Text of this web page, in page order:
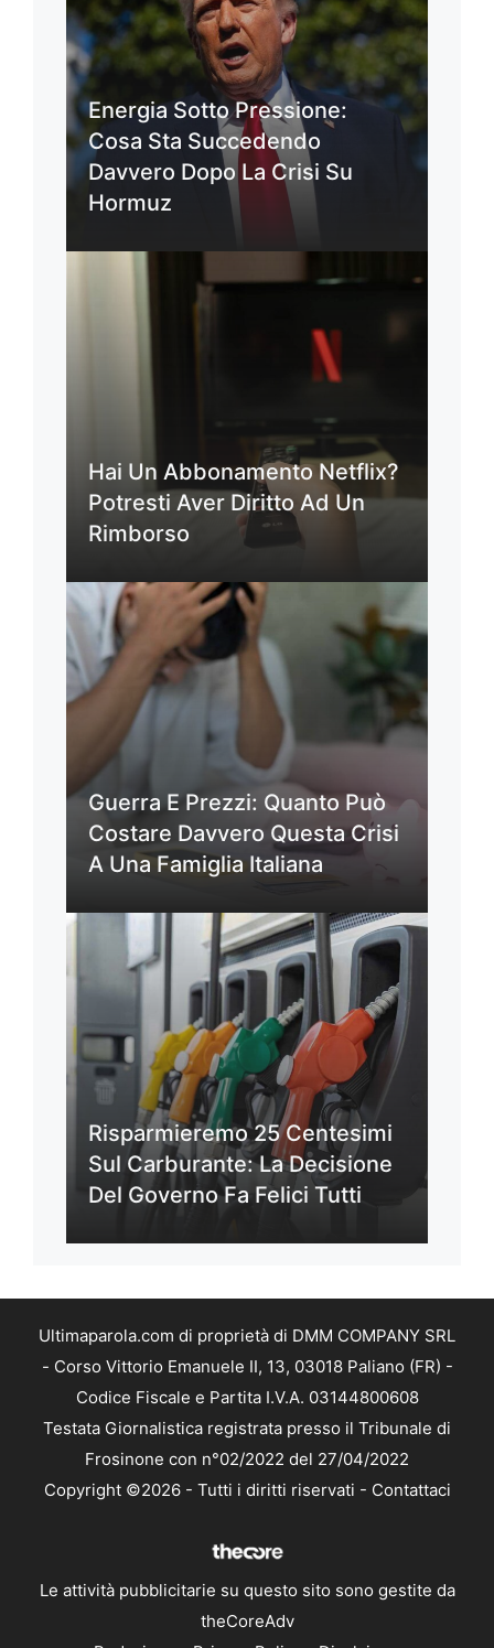
Energia Sotto Pressione:
Cosa Sta Succedendo
Davvero Dopo La Crisi Su
Hormuz
Hai Un Abbonamento Netflix?
Potresti Aver Diritto Ad Un
Rimborso
Guerra E Prezzi: Quanto Può
Costare Davvero Questa Crisi
A Una Famiglia Italiana
Risparmieremo 25 Centesimi
Sul Carburante: La Decisione
Del Governo Fa Felici Tutti
Ultimaparola.com di proprietà di DMM COMPANY SRL
- Corso Vittorio Emanuele II, 13, 03018 Paliano (FR) -
Codice Fiscale e Partita I.V.A. 03144800608
Testata Giornalistica registrata presso il Tribunale di
Frosinone con n°02/2022 del 27/04/2022
Copyright ©2026 - Tutti i diritti riservati - Contattaci
Le attività pubblicitarie su questo sito sono gestite da
theCoreAdv